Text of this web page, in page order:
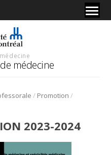
médecine
/ Promotion /
2023-2024